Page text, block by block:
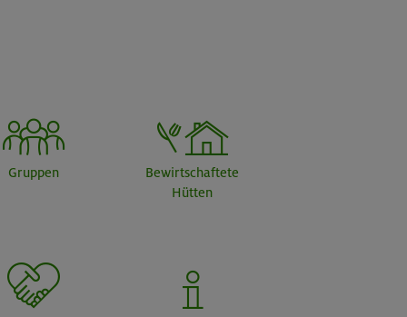
Gruppen
Bewirtschaftete
Hütten